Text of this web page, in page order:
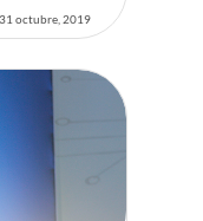
31 octubre, 2019